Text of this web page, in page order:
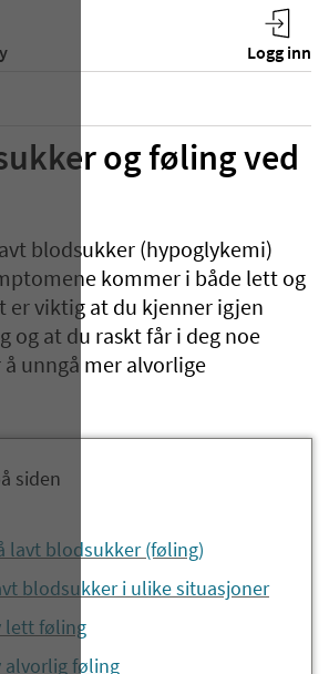
og føling ved
blodsukker (hypoglykemi)
kommer i både lett og
er viktig at du kjenner igjen
og at du raskt får i deg noe
unngå mer alvorlige
siden
lavt blodsukker (føling)
blodsukker i ulike situasjoner
lett føling
alvorlig føling